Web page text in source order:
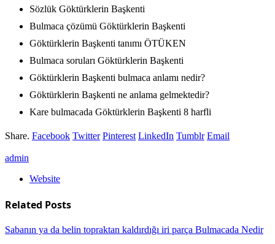
Sözlük Göktürklerin Başkenti
Bulmaca çözümü Göktürklerin Başkenti
Göktürklerin Başkenti tanımı ÖTÜKEN
Bulmaca soruları Göktürklerin Başkenti
Göktürklerin Başkenti bulmaca anlamı nedir?
Göktürklerin Başkenti ne anlama gelmektedir?
Kare bulmacada Göktürklerin Başkenti 8 harfli
Share. Facebook Twitter Pinterest LinkedIn Tumblr Email
admin
Website
Related Posts
Sabanın ya da belin topraktan kaldırdığı iri parça Bulmacada Nedir